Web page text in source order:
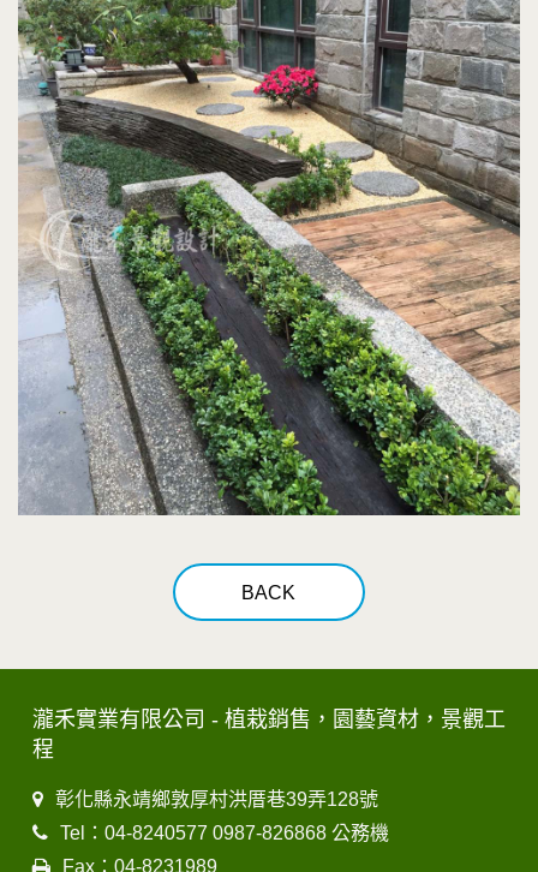
BACK
瀧禾實業有限公司 - 植栽銷售，園藝資材，景觀工
程
彰化縣永靖鄉敦厚村洪厝巷39弄128號
Tel：04-8240577 0987-826868 公務機
Fax：04-8231989